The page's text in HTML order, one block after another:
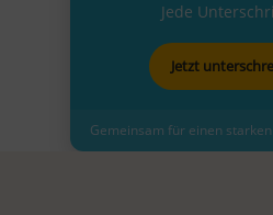
Jede
Jetzt
Gemeinsam für einen